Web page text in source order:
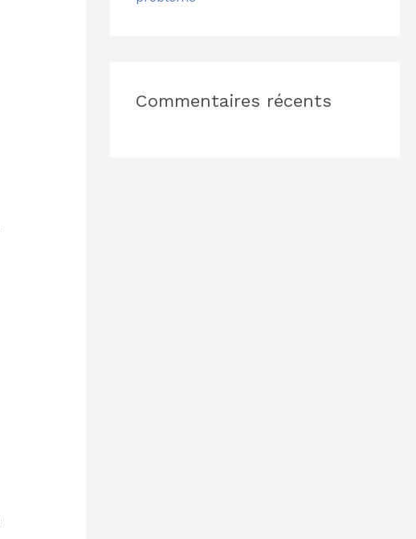
Commentaires récents